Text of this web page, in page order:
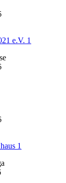
e.V. 1
1